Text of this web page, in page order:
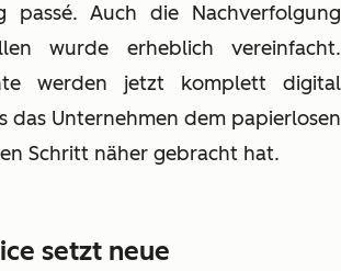
passé. Auch die Nachverfolgung
wurde erheblich vereinfacht.
werden jetzt komplett digital
das Unternehmen dem papierlosen
Schritt näher gebracht hat.
setzt neue